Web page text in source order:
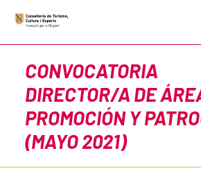
CONVOCATORIA
DIRECTOR/A DE
PROMOCIÓN Y
(MAYO 2021)